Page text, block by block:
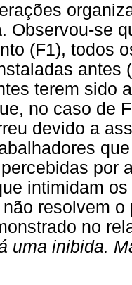
Observou-se
(F1), todos
antes
terem sido
no caso de
devido a
por
intimidam
resolvem
no
uma inibida.